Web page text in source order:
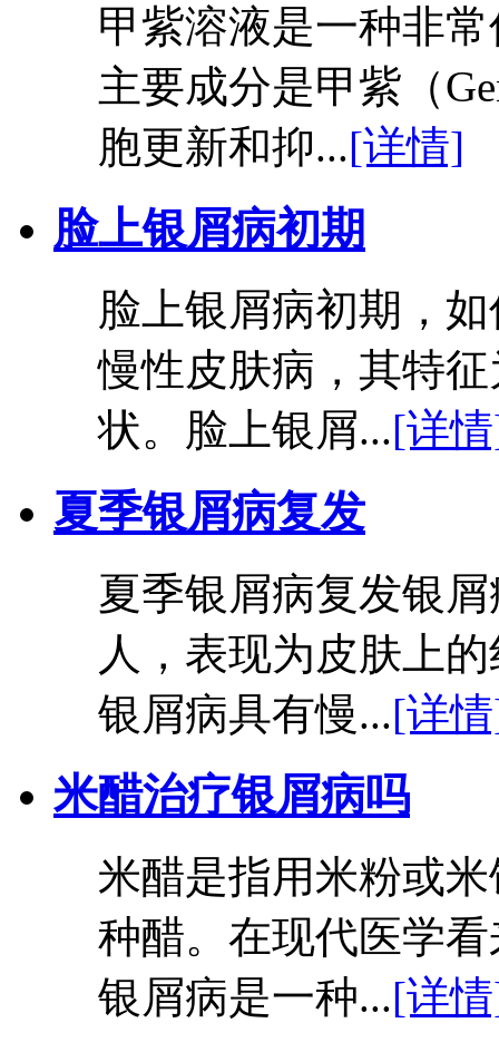
甲紫溶液是一种非
主要成分是甲紫（
胞更新和抑...[详情]
脸上银屑病初期
脸上银屑病初期，
慢性皮肤病，其特
状。脸上银屑...[详
夏季银屑病复发
夏季银屑病复发银
人，表现为皮肤上
银屑病具有慢...[详
米醋治疗银屑病吗
米醋是指用米粉或
种醋。在现代医学
银屑病是一种...[详